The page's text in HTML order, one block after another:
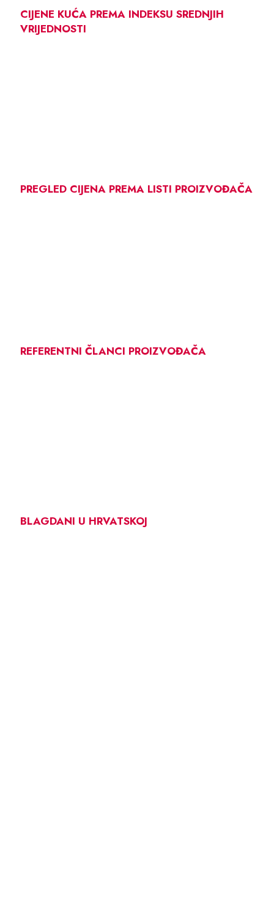
CIJENE KUĆA PREMA INDEKSU SREDNJIH
VRIJEDNOSTI
PREGLED CIJENA PREMA LISTI PROIZVOĐAČA
REFERENTNI ČLANCI PROIZVOĐAČA
BLAGDANI U HRVATSKOJ